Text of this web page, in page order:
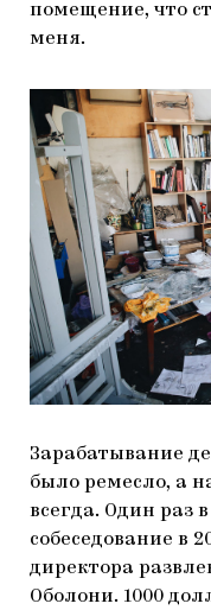
помещение, что
меня.
Зарабатывание
было ремесло, а
всегда. Один раз
собеседование в
директора
Оболони. 1000